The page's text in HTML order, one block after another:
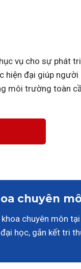
vụ cho sự phát
hiện đại giúp
môi trường toàn
chuyên
khoa chuyên môn
học, gắn kết tri